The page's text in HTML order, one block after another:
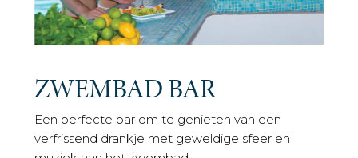
ZWEMBAD BAR
Een perfecte bar om te genieten van een
verfrissend drankje met geweldige sfeer en